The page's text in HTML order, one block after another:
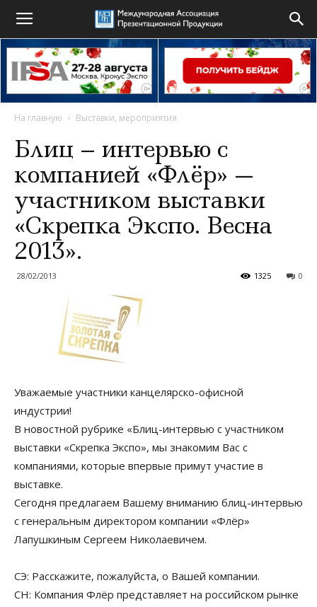
На главную Выставки, мероприятия
Блиц – интервью с
компанией «Флёр» —
участником выставки
«Скрепка Экспо. Весна
2013».
28/02/2013 0
1325
Уважаемые участники канцелярско-офисной
индустрии!
В новостной рубрике «Блиц-интервью с участником
выставки «Скрепка Экспо», мы знакомим Вас с
компаниями, которые впервые примут участие в
выставке.
Сегодня предлагаем Вашему вниманию блиц-интервью
с генеральным директором компании «Флёр»
Лапушкиным Сергеем Николаевичем.
СЭ: Расскажите, пожалуйста, о Вашей компании.
СН: Компания Флёр представляет на российском рынке